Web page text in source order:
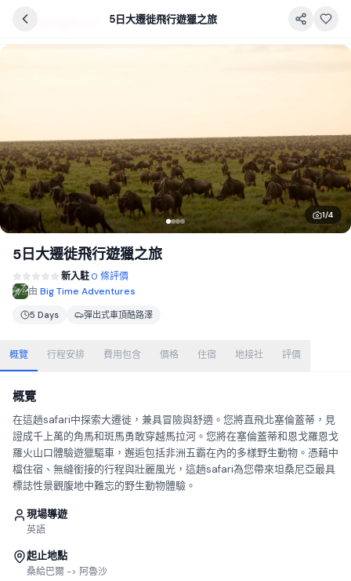
5日大遷徙飛行遊獵之旅
1/4
5日大遷徙飛行遊獵之旅
新入駐0 條評價
由 Big Time Adventures
5 Days 彈出式車頂酷路澤
概覽 行程安排 費用包含 價格 住宿 地接社 評價
概覽
在這趟safari中探索大遷徙，兼具冒險與舒適。您將直飛北塞倫蓋蒂，見
證成千上萬的角馬和斑馬勇敢穿越馬拉河。您將在塞倫蓋蒂和恩戈羅恩戈
羅火山口體驗遊獵驅車，邂逅包括非洲五霸在內的多樣野生動物。憑藉中
檔住宿、無縫銜接的行程與壯麗風光，這趟safari為您帶來坦桑尼亞最具
標誌性景觀腹地中難忘的野生動物體驗。
現場導遊
英語
起止地點
桑給巴爾 -> 阿魯沙